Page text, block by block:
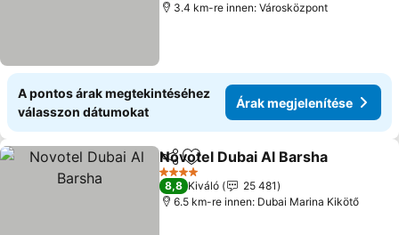
3.4 km-re innen: Városközpont
A pontos árak megtekintéséhez
válasszon dátumokat
Árak megjelenítése
Megosztás
Hozzáadás a kedvencekhez
Novotel Dubai Al Barsha
4 Kategória
8,8 Kiváló
25 481
6.5 km-re innen: Dubai Marina Kikötő